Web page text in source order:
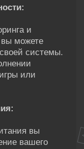
и
вы можете
системы.
или
вы
вашего